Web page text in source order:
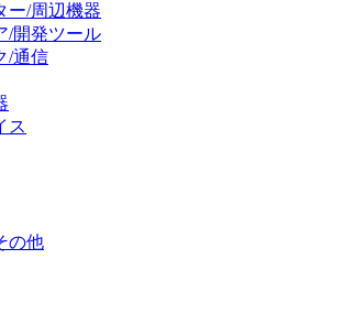
ー/周辺機器
/開発ツール
/通信
ス
の他